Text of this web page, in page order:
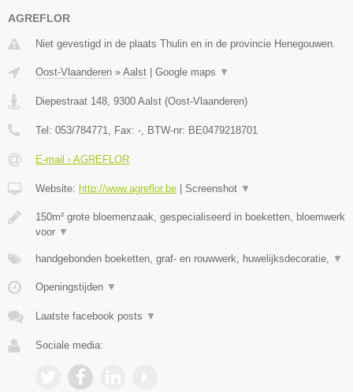
AGREFLOR
Niet gevestigd in de plaats Thulin en in de provincie Henegouwen.
Oost-Vlaanderen » Aalst Google maps ▼
Diepestraat 148, 9300 Aalst (Oost-Vlaanderen)
Tel: 053/784771, Fax: -, BTW-nr: BE0479218701
E-mail › AGREFLOR
Website: http://www.agreflor.be Screenshot ▼
150m² grote bloemenzaak, gespecialiseerd in boeketten, bloemwerk
voor ▼
handgebonden boeketten, graf- en rouwwerk, huwelijksdecoratie, ▼
Openingstijden ▼
Laatste facebook posts ▼
Sociale media: